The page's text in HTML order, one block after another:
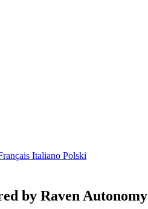
Italiano Polski
by Raven Autonomy